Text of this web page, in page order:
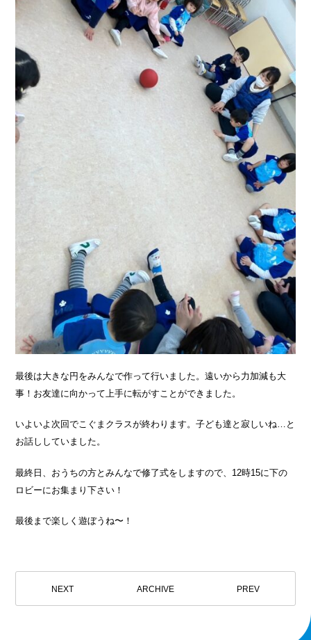
最後は大きな円をみんなで作って行いました。遠いから力加減も大
事！お友達に向かって上手に転がすことができました。
いよいよ次回でこぐまクラスが終わります。子ども達と寂しいね…と
お話ししていました。
最終日、おうちの方とみんなで修了式をしますので、12時15に下の
ロビーにお集まり下さい！
最後まで楽しく遊ぼうね〜！
NEXT ARCHIVE PREV